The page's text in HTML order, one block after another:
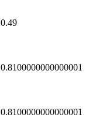
0.49
0.8100000000000001
0.8100000000000001